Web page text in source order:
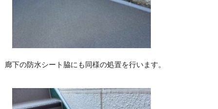
廊下の防水シート脇にも同様の処置を行います。